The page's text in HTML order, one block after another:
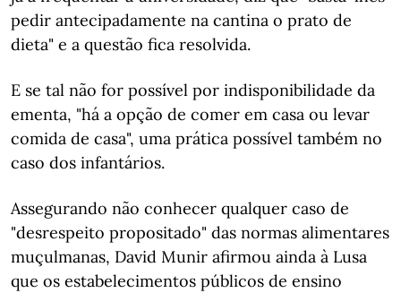
pedir antecipadamente na cantina o prato de
dieta" e a questão fica resolvida.
E se tal não for possível por indisponibilidade da
ementa, "há a opção de comer em casa ou levar
comida de casa", uma prática possível também no
caso dos infantários.
Assegurando não conhecer qualquer caso de
"desrespeito propositado" das normas alimentares
muçulmanas, David Munir afirmou ainda à Lusa
que os estabelecimentos públicos de ensino